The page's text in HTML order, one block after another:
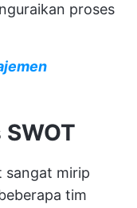
proses
sangat mirip
tim